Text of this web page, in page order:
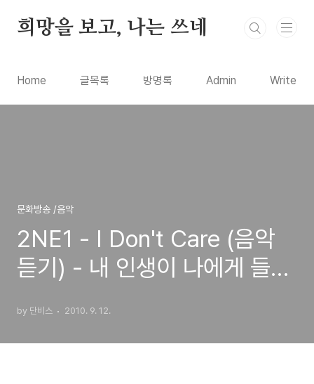
희망을 보고, 나는 쓰네
Home 글목록 방명록 Admin Write
문화방송 /음악
2NE1 - I Don't Care (음악
듣기) - 내 인생이 나에게 들려
by 단비스 2010. 9. 12.